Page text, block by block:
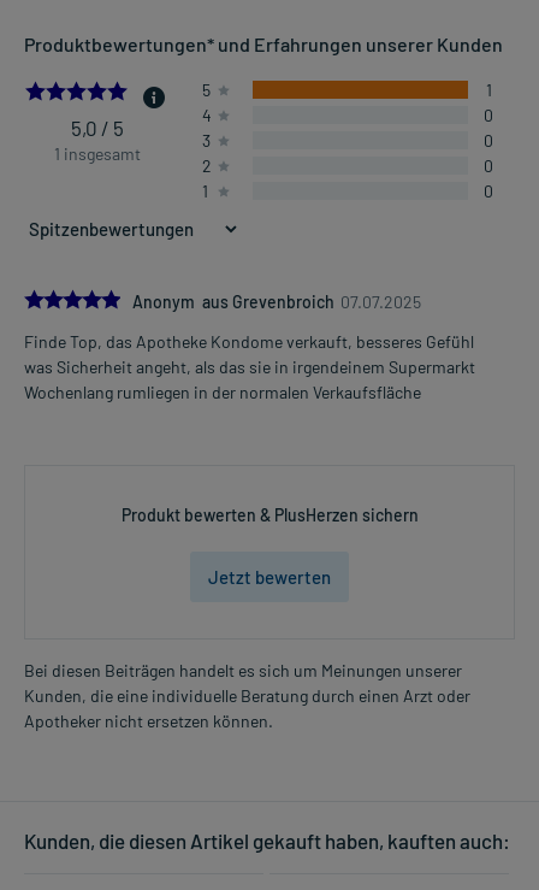
Produktbewertungen* und Erfahrungen unserer Kunden
5.0
5,0 / 5
1 insgesamt
5
1
4
0
3
0
2
0
1
0
5.0Anonym aus Grevenbroich 07.07.2025
Finde Top, das Apotheke Kondome verkauft, besseres Gefühl
was Sicherheit angeht, als das sie in irgendeinem Supermarkt
Wochenlang rumliegen in der normalen Verkaufsfläche
Produkt bewerten & PlusHerzen sichern
Jetzt bewerten
Bei diesen Beiträgen handelt es sich um Meinungen unserer
Kunden, die eine individuelle Beratung durch einen Arzt oder
Apotheker nicht ersetzen können.
Kunden, die diesen Artikel gekauft haben, kauften auch: